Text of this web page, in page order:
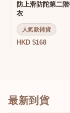
防上滑防陀第二
衣
人氣款補貨
HKD $168
最新到貨